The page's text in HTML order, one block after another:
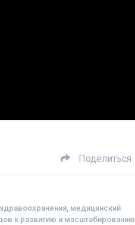
Поделиться
медицинский
к развитию и масштабированию